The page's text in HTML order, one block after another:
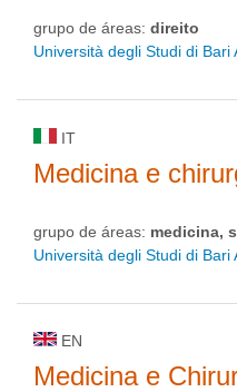
grupo de áreas: direito
Università degli Studi di Bari
IT
Medicina e
grupo de áreas: medicina,
Università degli Studi di Bari
EN
Medicina e